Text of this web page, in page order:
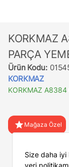
KORKMAZ
PARÇA
Ürün Kodu:
KORKMAZ
KORKMAZ A8384
star Mağaza Özel
Size daha
veri